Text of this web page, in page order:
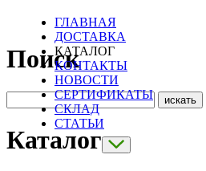
ГЛАВНАЯ
ДОСТАВКА
КАТАЛОГ
КОНТАКТЫ
НОВОСТИ
СЕРТИФИКАТЫ
СКЛАД
СТАТЬИ
Поиск
Каталог